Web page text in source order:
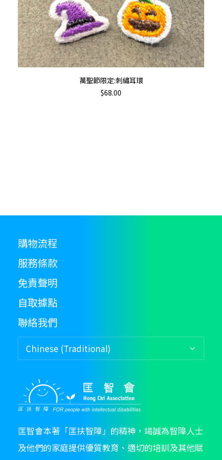
加入購物車
萬聖節限定:刺繡耳環
$68.00
購物流程
服務條款
免責聲明
自取據點
聯絡我們
匡智會本著「匡扶智障」的精神，竭誠為智障人士
及他們的家庭提供優質教育、適切的培訓及其他賦